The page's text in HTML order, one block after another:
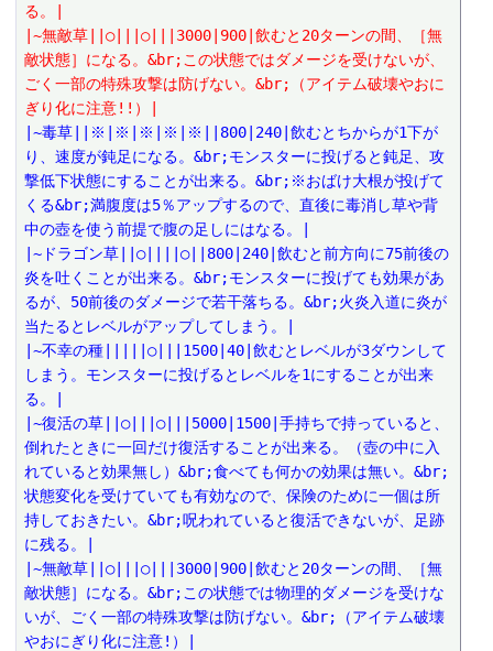
る。|
|~無敵草||○|||○|||3000|900|飲むと20ターンの間、［無
敵状態］になる。&br;この状態ではダメージを受けないが、
ごく一部の特殊攻撃は防げない。&br;（アイテム破壊やおに
ぎり化に注意!!）|
|~毒草||※|※|※|※|※||800|240|飲むとちからが1下が
り、速度が鈍足になる。&br;モンスターに投げると鈍足、攻
撃低下状態にすることが出来る。&br;※おばけ大根が投げて
くる&br;満腹度は5％アップするので、直後に毒消し草や背
中の壺を使う前提で腹の足しにはなる。|
|~ドラゴン草||○||||○||800|240|飲むと前方向に75前後の
炎を吐くことが出来る。&br;モンスターに投げても効果があ
るが、50前後のダメージで若干落ちる。&br;火炎入道に炎が
当たるとレベルがアップしてしまう。|
|~不幸の種|||||○|||1500|40|飲むとレベルが3ダウンして
しまう。モンスターに投げるとレベルを1にすることが出来
る。|
|~復活の草||○|||○|||5000|1500|手持ちで持っていると、
倒れたときに一回だけ復活することが出来る。（壺の中に入
れていると効果無し）&br;食べても何かの効果は無い。&br;
状態変化を受けていても有効なので、保険のために一個は所
持しておきたい。&br;呪われていると復活できないが、足跡
に残る。|
|~無敵草||○|||○|||3000|900|飲むと20ターンの間、［無
敵状態］になる。&br;この状態では物理的ダメージを受けな
いが、ごく一部の特殊攻撃は防げない。&br;（アイテム破壊
やおにぎり化に注意!）|